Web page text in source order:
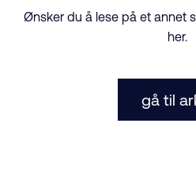
Ønsker du å lese på et annet
her.
gå til